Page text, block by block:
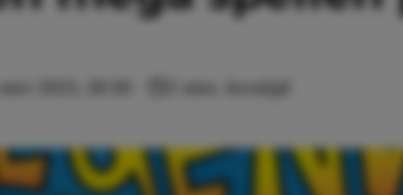
mei 2021, 18:30